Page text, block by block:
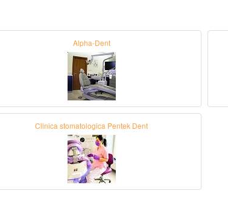
Alpha-Dent
Clinica stomatologica Pentek Dent